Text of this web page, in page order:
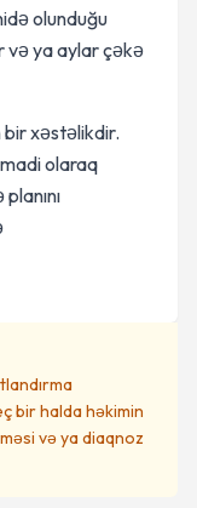
olunduğu
və ya aylar çəkə
bir xəstəlikdir.
olaraq
bir halda həkimin
və ya diaqnoz